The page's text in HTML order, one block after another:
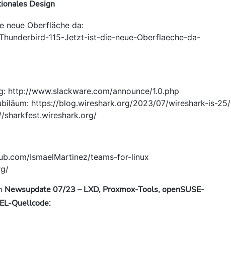
Design
neue Oberfläche da:
115-Jetzt-ist-die-neue-Oberflaeche-da-
http://www.slackware.com/announce/1.0.php
https://blog.wireshark.org/2023/07/wireshark-is-25/
sharkfest.wireshark.org/
IsmaelMartinez/teams-for-linux
Newsupdate 07/23 – LXD, Proxmox-Tools, openSUSE-
Quellcode: